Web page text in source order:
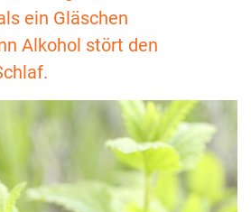
ein Gläschen
Alkohol stört den